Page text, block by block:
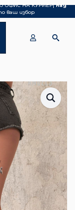
ОФИС НА КУРИЕР|над
ваш избор